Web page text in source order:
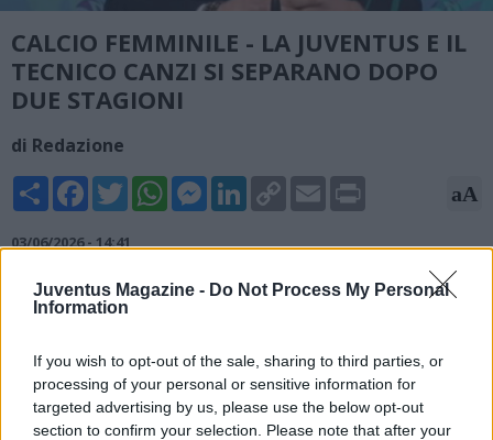
Juventus Magazine - Do Not Process My Personal
Information
If you wish to opt-out of the sale, sharing to third parties, or
processing of your personal or sensitive information for
targeted advertising by us, please use the below opt-out
section to confirm your selection. Please note that after your
CALCIO FEMMINILE - LA JUVENTUS E IL
TECNICO CANZI SI SEPARANO DOPO
DUE STAGIONI
di Redazione
Share FacebookTwitterWhatsAppMessengerLinkedInCopy
Link
Email aA
03/06/2026 - 14:41
Massimiliano Canzi non è più l'allenatore della Juventus
Women. Lo riferisce il club in una nota: "Il Club desidera
stagioni, dopo il suo arrivo in bianconero nell'estate del 2024".
Canzi ha conquistato uno Scudetto, una Supercoppa Italiana,
una Coppa Italia e una Serie A Women's Cup.